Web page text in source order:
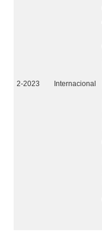
2-2023 Internacional